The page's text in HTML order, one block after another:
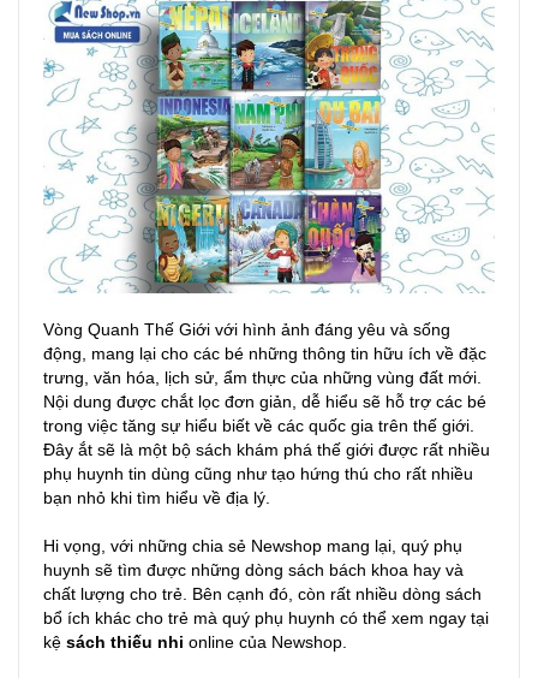
Vòng Quanh Thế Giới với hình ảnh đáng yêu và sống
động, mang lại cho các bé những thông tin hữu ích về đặc
trưng, văn hóa, lịch sử, ẩm thực của những vùng đất mới.
Nội dung được chắt lọc đơn giản, dễ hiểu sẽ hỗ trợ các bé
trong việc tăng sự hiểu biết về các quốc gia trên thế giới.
Đây ắt sẽ là một bộ sách khám phá thế giới được rất nhiều
phụ huynh tin dùng cũng như tạo hứng thú cho rất nhiều
bạn nhỏ khi tìm hiểu về địa lý.
Hi vọng, với những chia sẻ Newshop mang lại, quý phụ
huynh sẽ tìm được những dòng sách bách khoa hay và
chất lượng cho trẻ. Bên cạnh đó, còn rất nhiều dòng sách
bổ ích khác cho trẻ mà quý phụ huynh có thể xem ngay tại
kệ sách thiếu nhi online của Newshop.